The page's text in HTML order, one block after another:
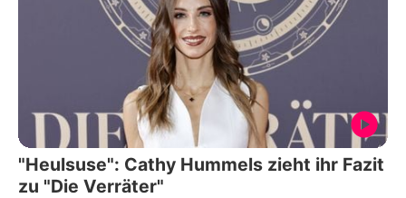
"Heulsuse": Cathy Hummels zieht ihr Fazit
zu "Die Verräter"